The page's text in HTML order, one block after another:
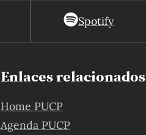
Spotify
Enlaces relacionados
Home PUCP
Agenda PUCP